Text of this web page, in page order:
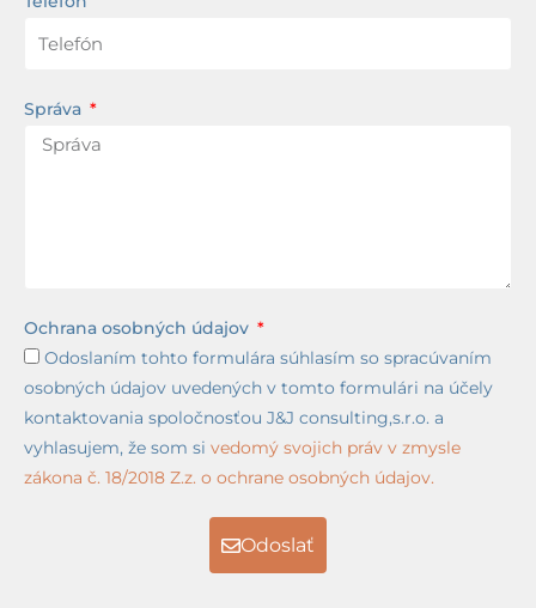
Správa
Ochrana osobných údajov
Odoslaním tohto formulára súhlasím so spracúvaním
osobných údajov uvedených v tomto formulári na účely
kontaktovania spoločnosťou J&J consulting,s.r.o. a
vyhlasujem, že som si vedomý svojich práv v zmysle
zákona č. 18/2018 Z.z. o ochrane osobných údajov.
Odoslať